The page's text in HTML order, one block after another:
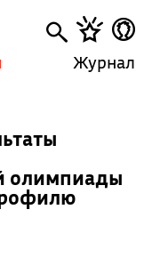
Журнал
олимпиады